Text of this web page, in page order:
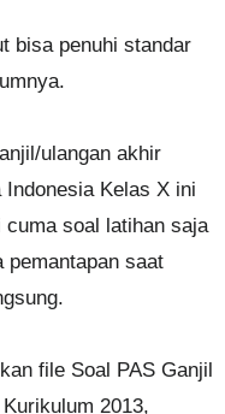
bisa penuhi standar
ulangan akhir
Kelas X ini
soal latihan saja
pemantapan saat
file Soal PAS Ganjil
2013,